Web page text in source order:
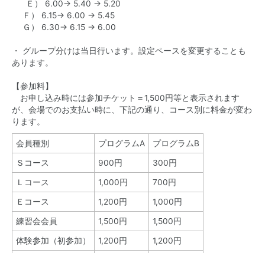
Ｅ） 6.00→ 5.40 → 5.20
Ｆ） 6.15→ 6.00 → 5.45
Ｇ） 6.30→ 6.15 → 6.00
・ グループ分けは当日行います。設定ペースを変更することも
あります。
【参加料】
お申し込み時には参加チケット＝1,500円等と表示されます
が、会場でのお支払い時に、下記の通り、コース別に料金が変わ
ります。
会員種別 プログラムA プログラムB
Ｓコース 900円 300円
Ｌコース 1,000円 700円
Ｅコース 1,200円 1,000円
練習会会員 1,500円 1,500円
体験参加（初参加） 1,200円 1,200円